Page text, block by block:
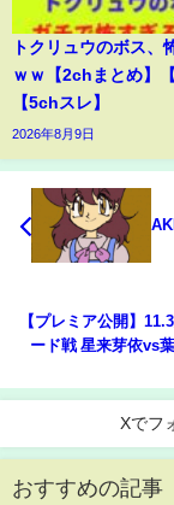
トクリュウのボス、
ｗｗ【2chまとめ】
【5chスレ】
2026年8月9日
【プレミア公開】
ード戦 星来芽依vs
Xでフ
おすすめの記事